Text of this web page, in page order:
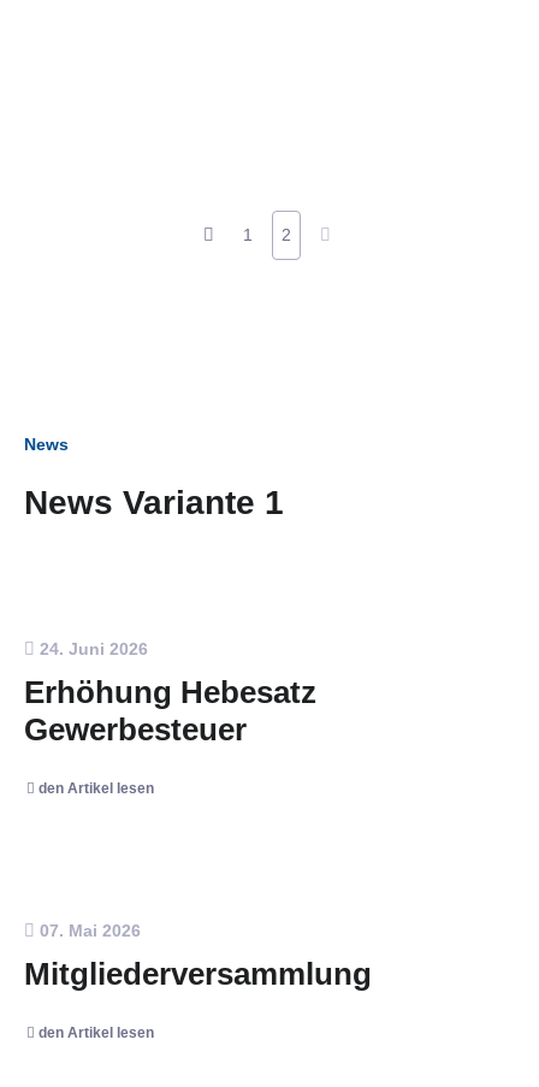
1 2
News
News Variante 1
24. Juni 2026
Erhöhung Hebesatz
Gewerbesteuer
den Artikel lesen
07. Mai 2026
Mitgliederversammlung
den Artikel lesen